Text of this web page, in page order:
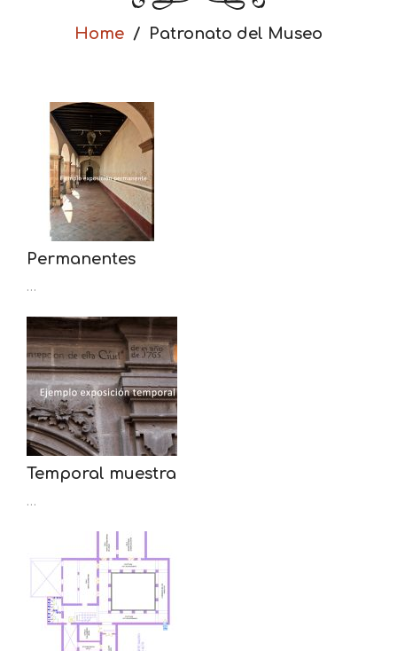
Home Patronato del Museo
Permanentes
…
Temporal muestra
…